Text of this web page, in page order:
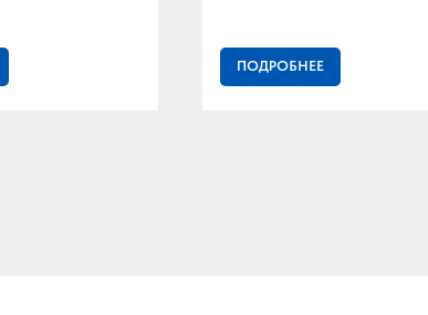
ПОДРОБНЕЕ